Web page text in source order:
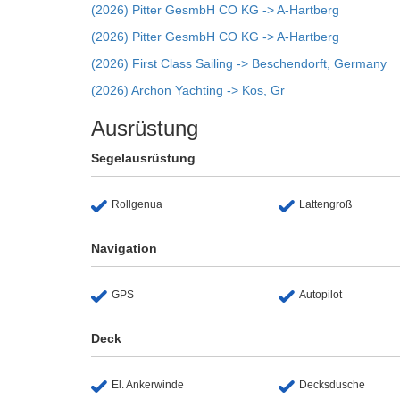
(2026) Pitter GesmbH CO KG -> A-Hartberg
(2026) Pitter GesmbH CO KG -> A-Hartberg
(2026) First Class Sailing -> Beschendorft, Germany
(2026) Archon Yachting -> Kos, Gr
Ausrüstung
Segelausrüstung
Rollgenua Lattengroß
Navigation
GPS Autopilot
Deck
El. Ankerwinde Decksdusche